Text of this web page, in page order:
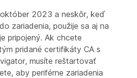
2023 a neskôr, keď
zariadenia, použije sa aj na
pripojený. Ak chcete
pridané certifikáty CA s
musíte reštartovať
aby periférne zariadenia